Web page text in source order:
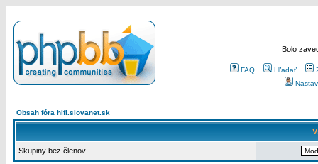
Bolo
FAQ Hľadať
Obsah fóra hifi.slovanet.sk
Skupiny bez členov.